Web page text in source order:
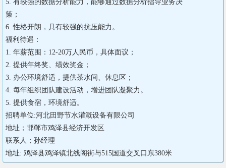
5. 有较强的数据分析能力，能够通过数据分析指导业务决
策；
6. 性格开朗，具有较强的抗压能力。
福利待遇：
1. 年薪范围：12-20万人民币，具体面议；
2. 提供年终奖、绩效奖金；
3. 办公环境舒适，提供茶水间、休息区；
4. 每年组织团队建设活动，增进团队凝聚力。
5. 提供食宿，环境舒适。
招聘单位:河北田野节水灌溉设备有限公司
地址；邯郸市鸡泽县经济开发区
联系人；孙经理
地址: 鸡泽县鸡泽镇北线阁街与515国道交叉口东380米